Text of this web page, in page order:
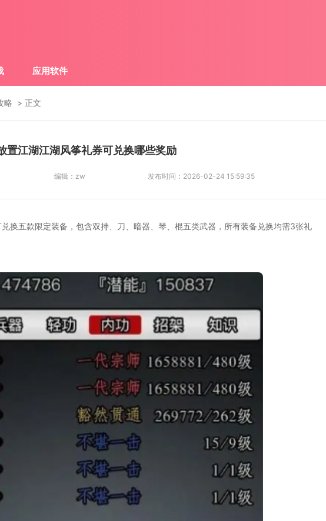
应用软件
略 正文
置江湖江湖风筝礼券可兑换哪些奖励
编辑： zw 发布时间： 2026-02-24 15:59:35
换五款限定装备，包含双持、刀、暗器、琴、棍五类武器，所有装备兑换均需3张礼